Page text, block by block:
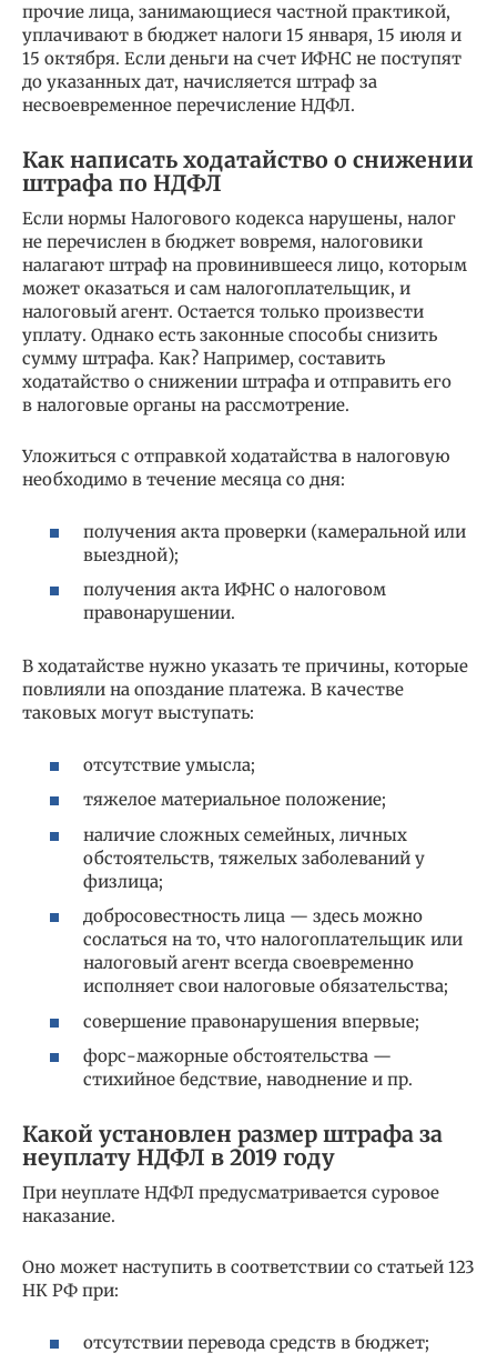
прочие лица, занимающиеся частной практикой,
уплачивают в бюджет налоги 15 января, 15 июля и
15 октября. Если деньги на счет ИФНС не поступят
до указанных дат, начисляется штраф за
несвоевременное перечисление НДФЛ.
Как написать ходатайство о снижении
штрафа по НДФЛ
Если нормы Налогового кодекса нарушены, налог
не перечислен в бюджет вовремя, налоговики
налагают штраф на провинившееся лицо, которым
может оказаться и сам налогоплательщик, и
налоговый агент. Остается только произвести
уплату. Однако есть законные способы снизить
сумму штрафа. Как? Например, составить
ходатайство о снижении штрафа и отправить его
в налоговые органы на рассмотрение.
Уложиться с отправкой ходатайства в налоговую
необходимо в течение месяца со дня:
получения акта проверки (камеральной или
выездной);
получения акта ИФНС о налоговом
правонарушении.
В ходатайстве нужно указать те причины, которые
повлияли на опоздание платежа. В качестве
таковых могут выступать:
отсутствие умысла;
тяжелое материальное положение;
наличие сложных семейных, личных
обстоятельств, тяжелых заболеваний у
физлица;
добросовестность лица — здесь можно
сослаться на то, что налогоплательщик или
налоговый агент всегда своевременно
исполняет свои налоговые обязательства;
совершение правонарушения впервые;
форс-мажорные обстоятельства —
стихийное бедствие, наводнение и пр.
Какой установлен размер штрафа за
неуплату НДФЛ в 2019 году
При неуплате НДФЛ предусматривается суровое
наказание.
Оно может наступить в соответствии со статьей 123
НК РФ при:
отсутствии перевода средств в бюджет;